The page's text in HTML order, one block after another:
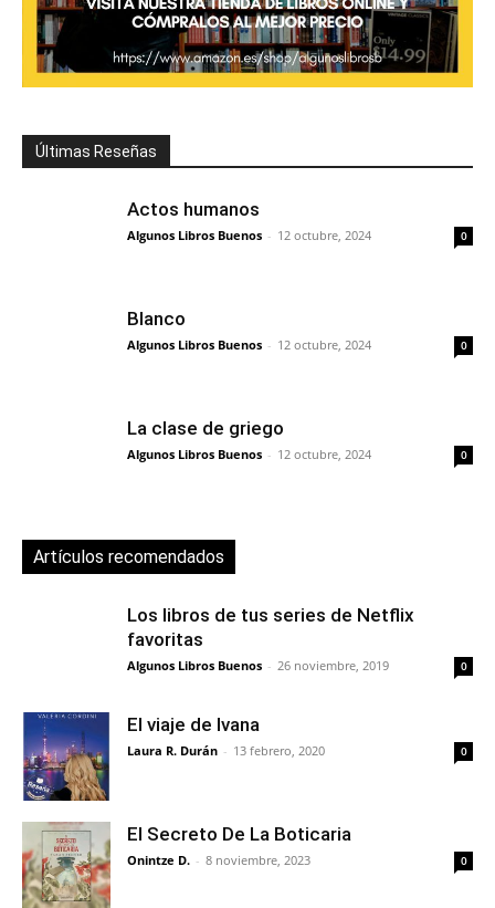
Últimas Reseñas
Actos humanos
Algunos Libros Buenos - 12 octubre, 2024 0
Blanco
Algunos Libros Buenos - 12 octubre, 2024 0
La clase de griego
Algunos Libros Buenos - 12 octubre, 2024 0
Artículos recomendados
Los libros de tus series de Netflix
favoritas
Algunos Libros Buenos - 26 noviembre, 2019 0
El viaje de Ivana
Laura R. Durán - 13 febrero, 2020 0
El Secreto De La Boticaria
Onintze D. - 8 noviembre, 2023 0